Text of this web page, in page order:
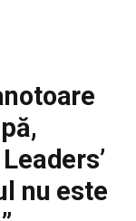
nu este